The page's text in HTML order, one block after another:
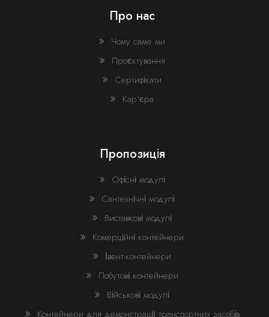
Про нас
Чому саме ми
Проєктування
Сертифікати
Кар’єра
Пропозиція
Офісні модулі
Сантехнічні модулі
Виставкові модулі
Комерційні контейнери
Івент-контейнери
Побутові контейнери
Військові модулі
Контейнери для демонстрації транспортних засобів
Залиште свої дані і ми зв'яжемося з Ввами
Загальна інформація
Адреса
Особа, яка подає рекламацію
Ім'я та прізвище *